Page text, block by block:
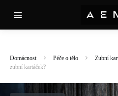
Domácnost Péče o tělo Zubní
zubní kartáček?